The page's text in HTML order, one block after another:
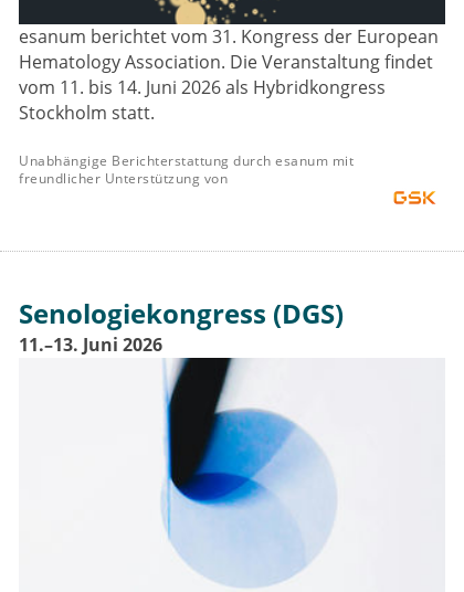
esanum berichtet vom 31. Kongress der European
Hematology Association. Die Veranstaltung findet
vom 11. bis 14. Juni 2026 als Hybridkongress
Stockholm statt.
Unabhängige Berichterstattung durch esanum mit
freundlicher Unterstützung von
Senologiekongress (DGS)
11.–13. Juni 2026